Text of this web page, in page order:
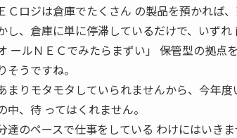
Ｃロジは倉庫でたくさん の製品を預かれば
し、倉庫に単に停滞しているだけで、いず
ールＮＥＣでみたらまずい」 ――保管型の拠
そうですね。
あまりモタモタしていられませんから、今年
中、待 ってはくれません。
達のペースで仕事をしている わけにはいきま